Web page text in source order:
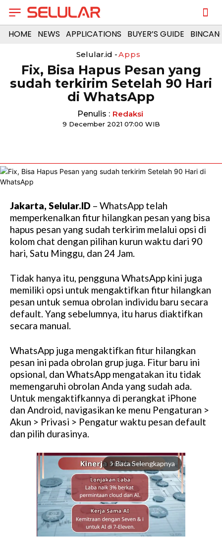
HOME NEWS APPLICATIONS BUYER’S GUIDE
Selular.id -Apps
Fix, Bisa Hapus Pesan yang
sudah terkirim Setelah 90 Hari
di WhatsApp
Penulis : Redaksi
9 December 2021 07:00 WIB
Jakarta, Selular.ID – WhatsApp telah
memperkenalkan fitur hilangkan pesan yang bisa
hapus pesan yang sudah terkirim melalui opsi di
kolom chat dengan pilihan kurun waktu dari 90
hari, Satu Minggu, dan 24 Jam.
Tidak hanya itu, pengguna WhatsApp kini juga
memiliki opsi untuk mengaktifkan fitur hilangkan
pesan untuk semua obrolan individu baru secara
default. Yang sebelumnya, itu harus diaktifkan
secara manual.
WhatsApp juga mengaktifkan fitur hilangkan
pesan ini pada obrolan grup juga. Fitur baru ini
opsional, dan WhatsApp mengatakan itu tidak
memengaruhi obrolan Anda yang sudah ada.
Untuk mengaktifkannya di perangkat iPhone
dan Android, navigasikan ke menu Pengaturan >
Akun > Privasi > Pengatur waktu pesan default
dan pilih durasinya.
arrow_forward_ios Baca Selengkapnya